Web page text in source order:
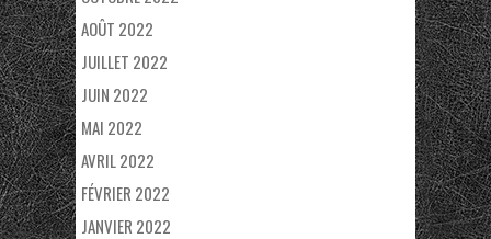
AOÛT 2022
JUILLET 2022
JUIN 2022
MAI 2022
AVRIL 2022
FÉVRIER 2022
JANVIER 2022